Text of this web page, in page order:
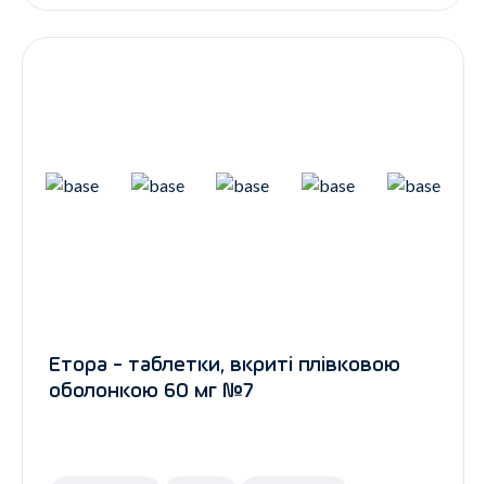
Етора - таблетки, вкриті плівковою
оболонкою 60 мг №7